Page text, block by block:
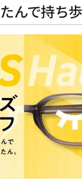
んで持ち